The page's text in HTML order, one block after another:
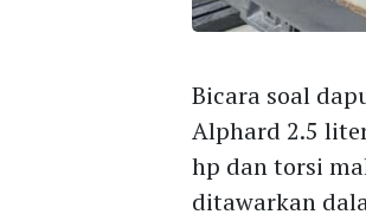
Bicara soal
Alphard 2.5
hp dan torsi
ditawarkan